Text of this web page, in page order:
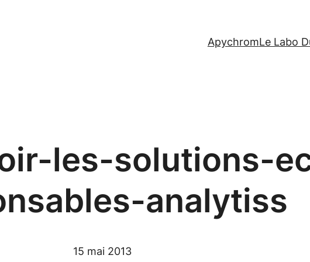
ApychromLe Labo
les-solutions-
analytiss
15 mai 2013